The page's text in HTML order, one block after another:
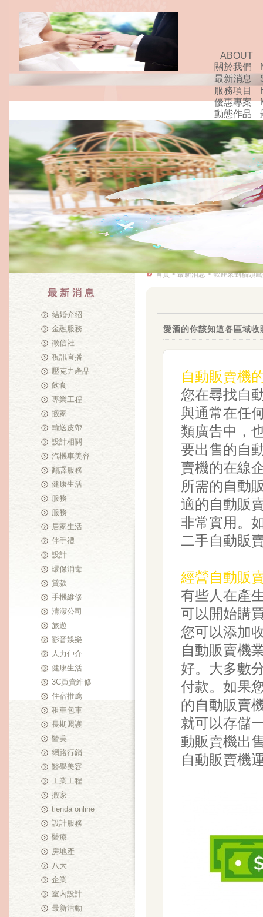
ABOUT
關於我們
最新消息
服務項目
優惠專案
動態作品
最新消息
結婚介紹
金融服務
徵信社
視訊直播
壓克力產品
飲食
專業工程
搬家
輸送皮帶
設計相關
汽機車美容
翻譯服務
健康生活
服務
服務
居家生活
伴手禮
設計
環保消毒
貸款
手機維修
清潔公司
旅遊
影音娛樂
人力仲介
健康生活
3C買賣維修
住宿推薦
租車包車
長期照護
醫美
網路行銷
醫學美容
工業工程
搬家
tienda online
設計服務
醫療
房地產
八大
企業
室內設計
最新活動
首頁>最新消息> 歡迎來到貓頭
愛酒的你該知道各區域
自動販賣機
您在尋找自
與通常在任
類廣告中，
要出售的自
賣機的在線
所需的自動
適的自動販
非常實用。
二手自動販
經營自動販
有些人在產
可以開始購
您可以添加
自動販賣機
好。大多數
付款。如果
的自動販賣
就可以存儲
動販賣機出
自動販賣機